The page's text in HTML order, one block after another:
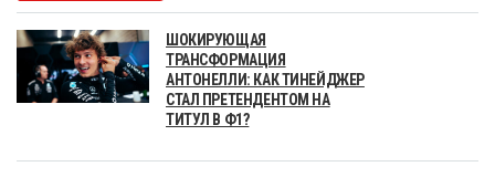
ШОКИРУЮЩАЯ
ТРАНСФОРМАЦИЯ
АНТОНЕЛЛИ: КАК ТИНЕЙДЖЕР
СТАЛ ПРЕТЕНДЕНТОМ НА
ТИТУЛ В Ф1?